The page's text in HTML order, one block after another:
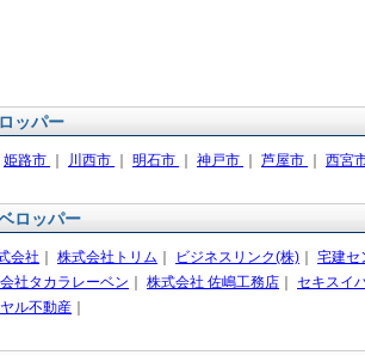
ッパー
姫路市 川西市 明石市 神戸市 芦屋市 西宮
ロッパー
会社 株式会社トリム ビジネスリンク(株)
宅建セ
社タカラレーベン 株式会社 佐嶋工務店
セキスイ
ル不動産